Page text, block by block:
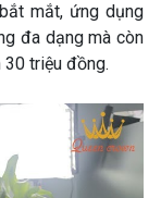
mắt, ứng dụng
đa dạng mà còn
triệu đồng.